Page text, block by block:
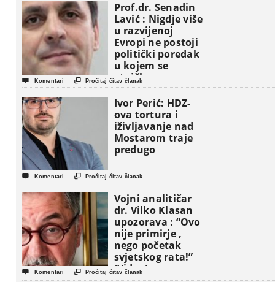
Prof.dr. Senadin
Lavić : Nigdje više
u razvijenoj
Evropi ne postoji
politički poredak
u kojem se
etničke grupe
pojavljuju kao
osnovne
političke jedinice
 Komentari  Pročitaj čitav članak
Ivor Perić: HDZ-
ova tortura i
iživljavanje nad
Mostarom traje
predugo
 Komentari  Pročitaj čitav članak
Vojni analitičar
dr. Vilko Klasan
upozorava : “Ovo
nije primirje ,
nego početak
svjetskog rata!”
(Video)
 Komentari  Pročitaj čitav članak